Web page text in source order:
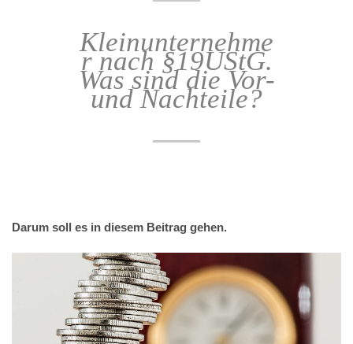
Kleinunternehme
r nach §19UStG.
Was sind die Vor-
und Nachteile?
Darum soll es in diesem Beitrag gehen.